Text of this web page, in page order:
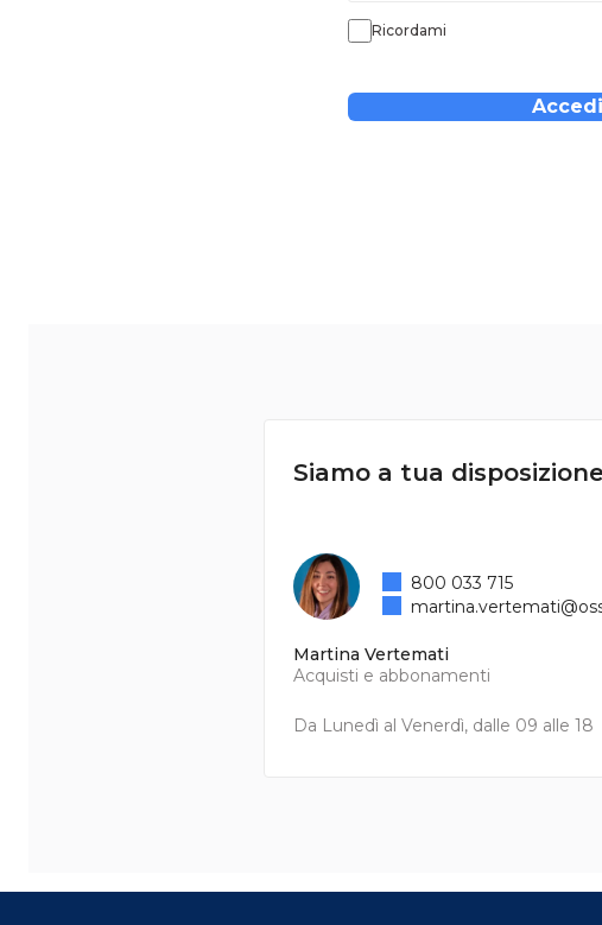
Ricordami
Accedi
Siamo a tua
Martina Vertemati
Acquisti e abbonamenti
Da Lunedì al Venerdì, dalle 09 alle 18
800 033 715